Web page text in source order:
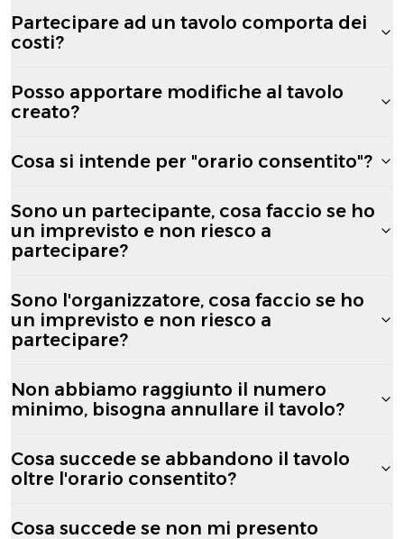
Partecipare ad un tavolo comporta dei
costi?
Posso apportare modifiche al tavolo
creato?
Cosa si intende per "orario consentito"?
Sono un partecipante, cosa faccio se ho
un imprevisto e non riesco a
partecipare?
Sono l'organizzatore, cosa faccio se ho
un imprevisto e non riesco a
partecipare?
Non abbiamo raggiunto il numero
minimo, bisogna annullare il tavolo?
Cosa succede se abbandono il tavolo
oltre l'orario consentito?
Cosa succede se non mi presento